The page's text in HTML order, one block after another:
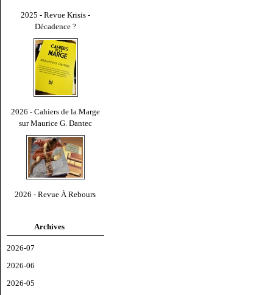
2025 - Revue Krisis -
Décadence ?
2026 - Cahiers de la Marge
sur Maurice G. Dantec
2026 - Revue À Rebours
Archives
2026-07
2026-06
2026-05